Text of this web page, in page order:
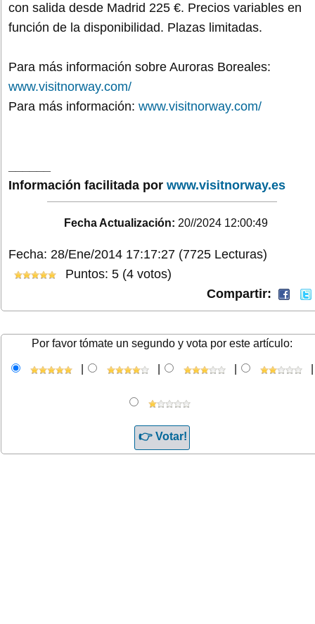
con salida desde Madrid 225 €. Precios variables en
función de la disponibilidad. Plazas limitadas.
Para más información sobre Auroras Boreales:
www.visitnorway.com/
Para más información: www.visitnorway.com/
Información facilitada por www.visitnorway.es
Fecha Actualización: 20//2024 12:00:49
Fecha: 28/Ene/2014 17:17:27 (7725 Lecturas)
Puntos: 5 (4 votos)
Compartir:
Por favor tómate un segundo y vota por este artículo: